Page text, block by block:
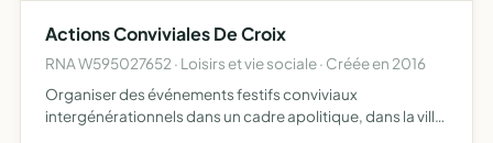
des différentes éco…
Actions Conviviales De Croix
RNA W595027652 · Loisirs et vie sociale · Créée en 2016
Organiser des événements festifs conviviaux
intergénérationnels dans un cadre apolitique, dans la ville